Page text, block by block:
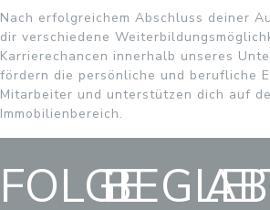
Nach erfolgreichem Abschluss deiner
dir verschiedene
Karrierechancen innerhalb unseres
fördern die persönliche und berufliche
Mitarbeiter und unterstützen dich auf
Immobilienbereich.
FOLGE